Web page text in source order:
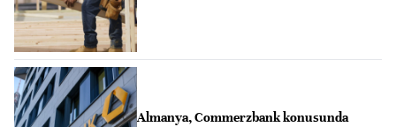
Almanya, Commerzbank konusunda